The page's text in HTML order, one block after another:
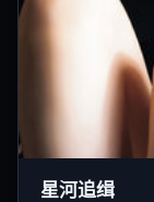
星河追缉